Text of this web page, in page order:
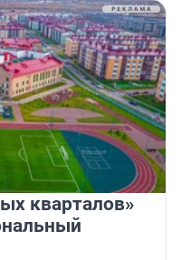
кварталов»